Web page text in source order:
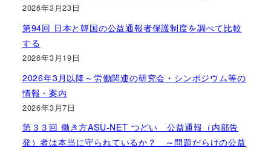
2026年3月23日
第94回 日本と韓国の公益通報者保護制度を調べて比較
する
2026年3月19日
2026年3月以降～労働関連の研究会・シンポジウム等の
情報・案内
2026年3月7日
第３３回 働き方ASU-NET つどい 公益通報（内部告
発）者は本当に守られているか？ ～問題だらけの公益